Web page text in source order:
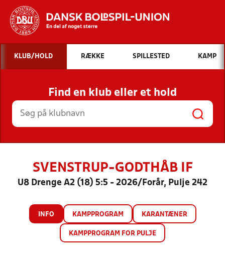
Hvad vil du søge efter?
INDHOLD OG NYHEDER
STILLINGER, RESULTATER, KLUBBER OG
HOLD
KLUB/HOLD RÆKKE SPILLESTED KAMP
Find en klub eller et hold
SVENSTRUP-GODTHÅB IF
U8 Drenge A2 (18) 5:5 - 2026/Forår, Pulje 242
INFO KAMPPROGRAM KARANTÆNER
KAMPPROGRAM FOR PULJE